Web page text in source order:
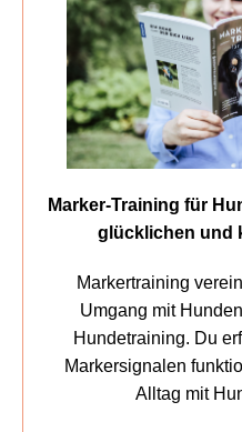
Marker-Training für
glücklichen und
Markertraining
Umgang mit
Hundetraining. Du
Markersignalen
Alltag mit